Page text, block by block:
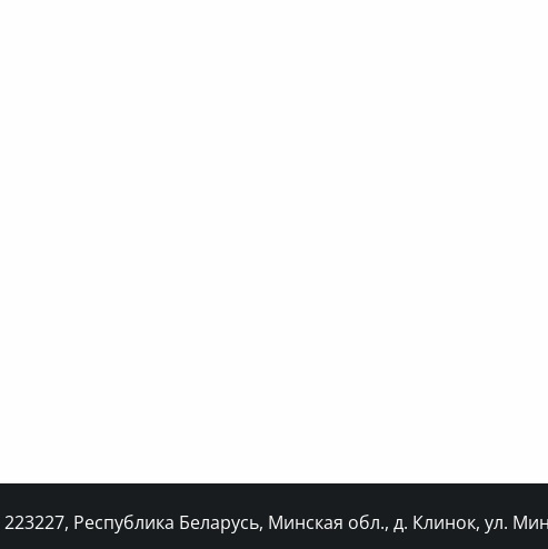
Республика Беларусь, Минская обл., д. Клинок, ул.